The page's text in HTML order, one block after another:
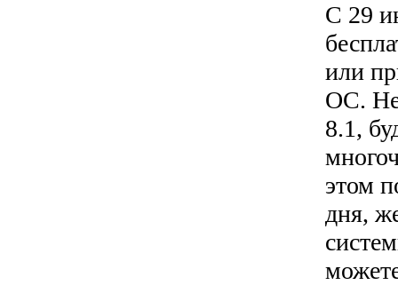
С 29
или
ОС.
8.1,
этом
дня,